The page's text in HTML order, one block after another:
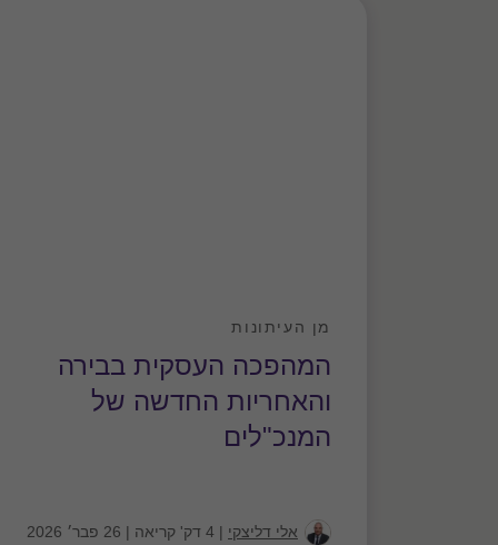
המהפכה העסקית בבירה
והאחריות החדשה של
המנכ"לים
מן העיתונות
אלי דליצקי | 4 דק' קריאה | 26 פבר׳ 2026